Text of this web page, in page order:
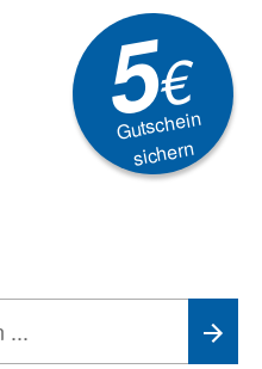
5€
Gutschein
sichern